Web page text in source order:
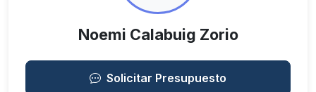
Noemi Calabuig Zorio
Solicitar Presupuesto